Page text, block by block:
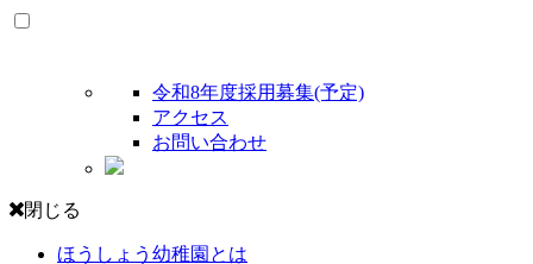
令和8年度採用募集(予定)
アクセス
お問い合わせ
閉じる
ほうしょう幼稚園とは